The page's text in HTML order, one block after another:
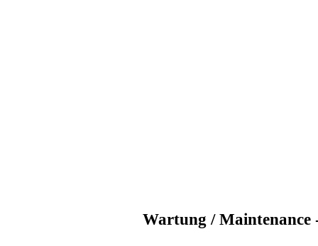
Wartung / Maintenance